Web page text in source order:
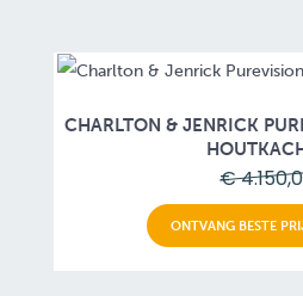
CHARLTON & JENRICK
€
ONTVANG BESTE